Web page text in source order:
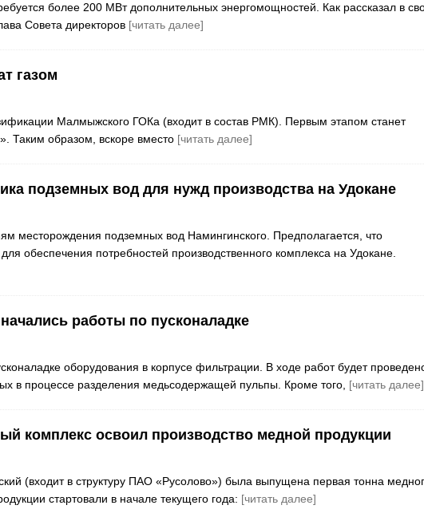
более 200 МВт дополнительных энергомощностей. Как рассказал в
Совета директоров [читать далее]
газом
Малмыжского ГОКа (входит в состав РМК). Первым этапом станет
Таким образом, вскоре вместо [читать далее]
подземных вод для нужд производства на Удокане
месторождения подземных вод Намингинского. Предполагается, что
обеспечения потребностей производственного комплекса на Удокане.
работы по пусконаладке
оборудования в корпусе фильтрации. В ходе работ будет
в процессе разделения медьсодержащей пульпы. Кроме того, [читать далее]
комплекс освоил производство медной продукции
(входит в структуру ПАО «Русолово») была выпущена первая тонна
стартовали в начале текущего года: [читать далее]